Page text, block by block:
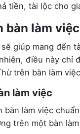
tiền, tài lộc cho
bàn làm
giúp mang đến
điều này chỉ
trên bàn làm
làm việc
làm việc
trên một bàn